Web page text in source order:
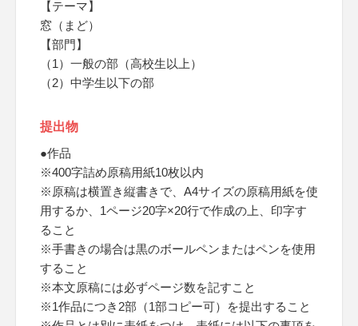
【テーマ】
窓（まど）
【部門】
（1）一般の部（高校生以上）
（2）中学生以下の部
提出物
●作品
※400字詰め原稿用紙10枚以内
※原稿は横置き縦書きで、A4サイズの原稿用紙を使
用するか、1ページ20字×20行で作成の上、印字す
ること
※手書きの場合は黒のボールペンまたはペンを使用
すること
※本文原稿には必ずページ数を記すこと
※1作品につき2部（1部コピー可）を提出すること